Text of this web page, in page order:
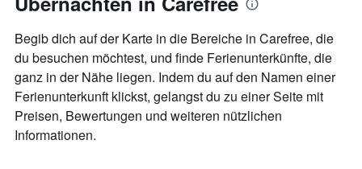
Begib dich auf der Karte in die Bereiche in Carefree, die
du besuchen möchtest, und finde Ferienunterkünfte, die
ganz in der Nähe liegen. Indem du auf den Namen einer
Ferienunterkunft klickst, gelangst du zu einer Seite mit
Preisen, Bewertungen und weiteren nützlichen
Informationen.